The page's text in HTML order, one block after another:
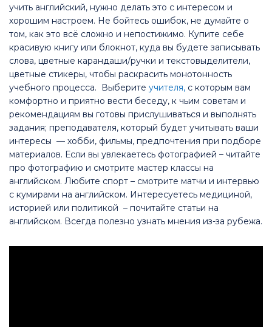
учить английский, нужно делать это с интересом и
хорошим настроем. Не бойтесь ошибок, не думайте о
том, как это всё сложно и непостижимо. Купите себе
красивую книгу или блокнот, куда вы будете записывать
слова, цветные карандаши/ручки и текстовыделители,
цветные стикеры, чтобы раскрасить монотонность
учебного процесса. Выберите учителя, с которым вам
комфортно и приятно вести беседу, к чьим советам и
рекомендациям вы готовы прислушиваться и выполнять
задания; преподавателя, который будет учитывать ваши
интересы — хобби, фильмы, предпочтения при подборе
материалов. Если вы увлекаетесь фотографией – читайте
про фотографию и смотрите мастер классы на
английском. Любите спорт – смотрите матчи и интервью
с кумирами на английском. Интересуетесь медициной,
историей или политикой – почитайте статьи на
английском. Всегда полезно узнать мнения из-за рубежа.